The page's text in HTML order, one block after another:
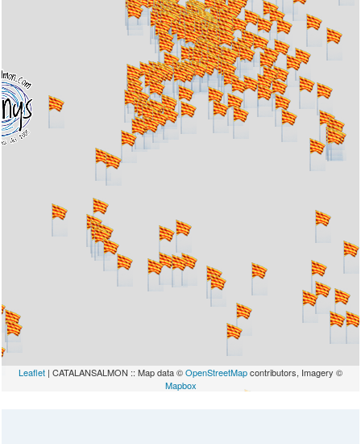
Leaflet | CATALANSALMON :: Map data ©OpenStreetMapcontributors, Imagery ©
Mapbox